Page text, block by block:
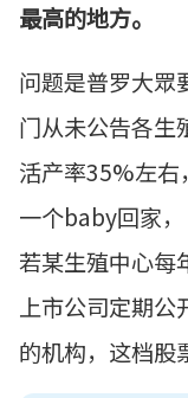
最高的地方。
问题是普罗大眾
门从未公告各生
活产率35%左右
一个baby回家
若某生殖中心每
上市公司定期公
的机构，这档股